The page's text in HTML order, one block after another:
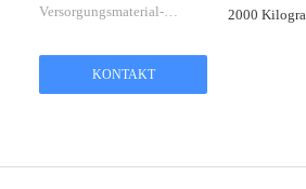
Versorgungsmaterial-
2000
KONTAKT